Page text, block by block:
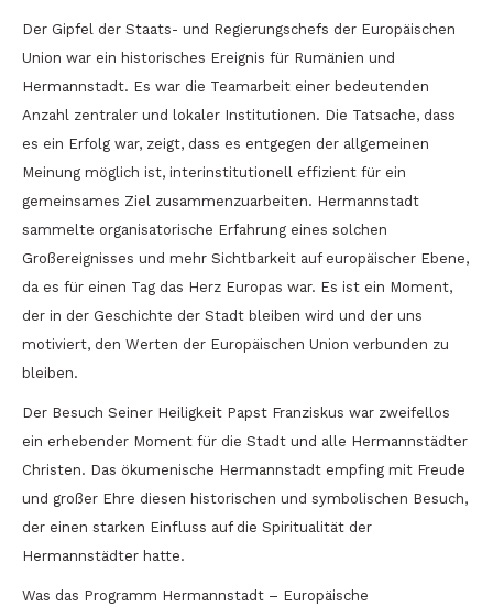
Der Gipfel der Staats- und Regierungschefs der Europäischen
Union war ein historisches Ereignis für Rumänien und
Hermannstadt. Es war die Teamarbeit einer bedeutenden
Anzahl zentraler und lokaler Institutionen. Die Tatsache, dass
es ein Erfolg war, zeigt, dass es entgegen der allgemeinen
Meinung möglich ist, interinstitutionell effizient für ein
gemeinsames Ziel zusammenzuarbeiten. Hermannstadt
sammelte organisatorische Erfahrung eines solchen
Großereignisses und mehr Sichtbarkeit auf europäischer Ebene,
da es für einen Tag das Herz Europas war. Es ist ein Moment,
der in der Geschichte der Stadt bleiben wird und der uns
motiviert, den Werten der Europäischen Union verbunden zu
bleiben.
Der Besuch Seiner Heiligkeit Papst Franziskus war zweifellos
ein erhebender Moment für die Stadt und alle Hermannstädter
Christen. Das ökumenische Hermannstadt empfing mit Freude
und großer Ehre diesen historischen und symbolischen Besuch,
der einen starken Einfluss auf die Spiritualität der
Hermannstädter hatte.
Was das Programm Hermannstadt – Europäische